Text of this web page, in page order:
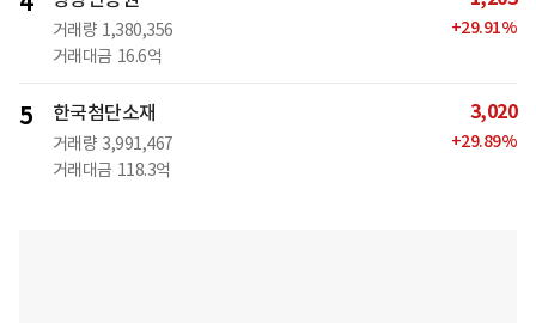
거래량 1,380,356
거래대금 16.6억
+29.91%
5 한국첨단소재
거래량 3,991,467
거래대금 118.3억
3,020
+29.89%